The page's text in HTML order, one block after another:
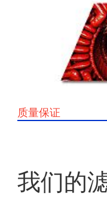
质量保证
我们的